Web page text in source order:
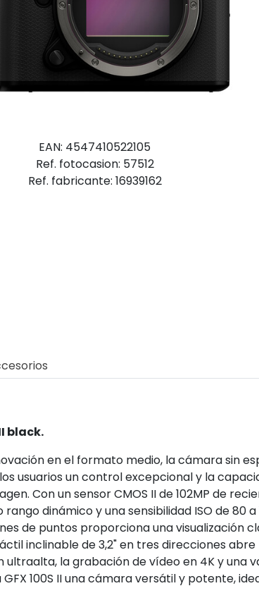
EAN: 4547410522105
Ref. fotocasion: 57512
Ref. fabricante: 16939162
black.
en el formato medio, la cámara sin
los usuarios un control excepcional y la
Con un sensor CMOS II de 102MP de
rango dinámico y una sensibilidad ISO de 80
de puntos proporciona una visualización
inclinable de 3,2" en tres direcciones
ultraalta, la grabación de vídeo en 4K y una
100S II una cámara versátil y potente,